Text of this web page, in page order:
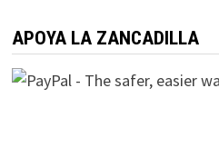
APOYA LA ZANCADILLA